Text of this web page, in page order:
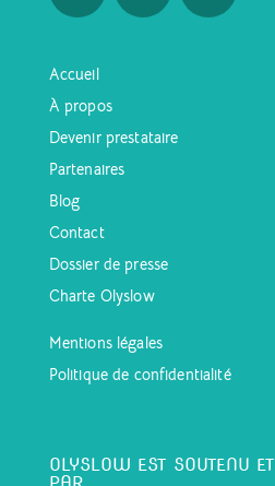
Accueil
À propos
Devenir prestataire
Partenaires
Blog
Contact
Dossier de presse
Charte Olyslow
Mentions légales
Politique de confidentialité
OLYSLOW EST SOUTENU